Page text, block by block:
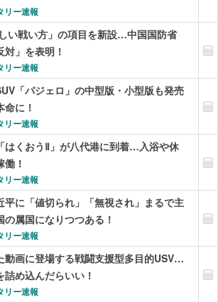
リー速報
い戦い方」の項目を新設…中国国防省
対」を表明！
リー速報
「パジェロ」の中型版・小型版も発売
に！
リー速報
はくおうⅡ」が八代港に到着…入浴や休
！
リー速報
平に「値切られ」「無視され」まるで主
属国になりつつある！
リー速報
動画に登場する戦闘支援型多目的USV…
め込んだらいい！
リー速報